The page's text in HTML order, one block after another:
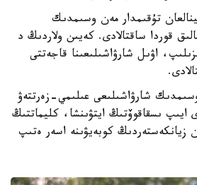
تۇقىمدار مەن وسىمدىك
قوردا ساقتالادى. كەيىن ولاردىڭ د
اۋىل شارۋاشىلىعىنا قاجەتتى
شارۋاشىلىعى عىلىمي-زەرتتەۋ
ايىپ ىسقاقوۆتىڭ ايتۋىنشا، كليماتتىڭ
زيانكەستەردىڭ كوبەيۋىنە اسەر ەتىپ